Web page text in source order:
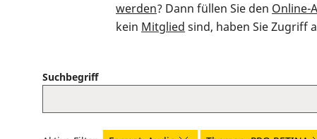
werden? Dann füllen Sie den Online-
kein Mitglied sind, haben Sie Zugriff
Suchbegriff